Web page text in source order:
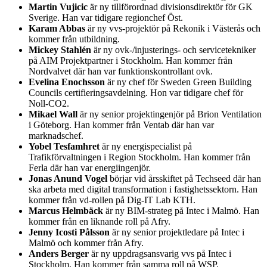
Martin Vujicic är ny tillförordnad divisionsdirektör för GK
Sverige. Han var tidigare regionchef Öst.
Karam Abbas är ny vvs-projektör på Rekonik i Västerås och
kommer från utbildning.
Mickey Stahlén är ny ovk-/injusterings- och servicetekniker
på AIM Projektpartner i Stockholm. Han kommer från
Nordvalvet där han var funktionskontrollant ovk.
Evelina Enochsson är ny chef för Sweden Green Building
Councils certifieringsavdelning. Hon var tidigare chef för
Noll-CO2.
Mikael Wall är ny senior projektingenjör på Brion Ventilation
i Göteborg. Han kommer från Ventab där han var
marknadschef.
Yobel Tesfamhret är ny energispecialist på
Trafikförvaltningen i Region Stockholm. Han kommer från
Ferla där han var energiingenjör.
Jonas Anund Vogel börjar vid årsskiftet på Techseed där han
ska arbeta med digital transformation i fastighetssektorn. Han
kommer från vd-rollen på Dig-IT Lab KTH.
Marcus Helmbäck är ny BIM-strateg på Intec i Malmö. Han
kommer från en liknande roll på Afry.
Jenny Icosti Pålsson är ny senior projektledare på Intec i
Malmö och kommer från Afry.
Anders Berger är ny uppdragsansvarig vvs på Intec i
Stockholm. Han kommer från samma roll på WSP.